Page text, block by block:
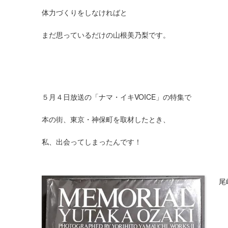
体力づくりをしなければと
まだ思っているだけの山根美乃梨です。
５月４日放送の「ナマ・イキVOICE」の特集で
本の街、東京・神保町を取材したとき、
私、出会ってしまったんです！
尾